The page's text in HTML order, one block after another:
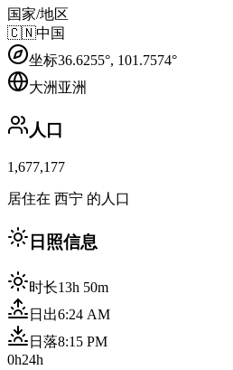
国家/地区
🇨🇳中国
坐标36.6255°, 101.7574°
大洲 亚洲
人口
1,677,177
居住在 西宁 的人口
日照信息
时长13h 50m
日出6:24 AM
日落8:15 PM
0h24h